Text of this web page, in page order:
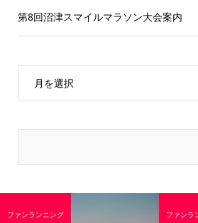
第8回沼津スマイルマラソン大会案内
月を選択
ファンランニング ファンラ